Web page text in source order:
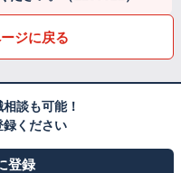
ジに戻る
談も可能！
録ください
登録